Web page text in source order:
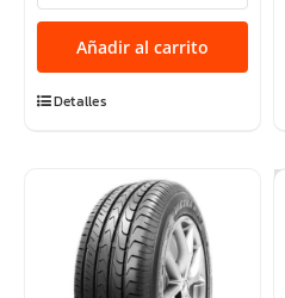
SPORT
93Y
Añadir al carrito
Detalles